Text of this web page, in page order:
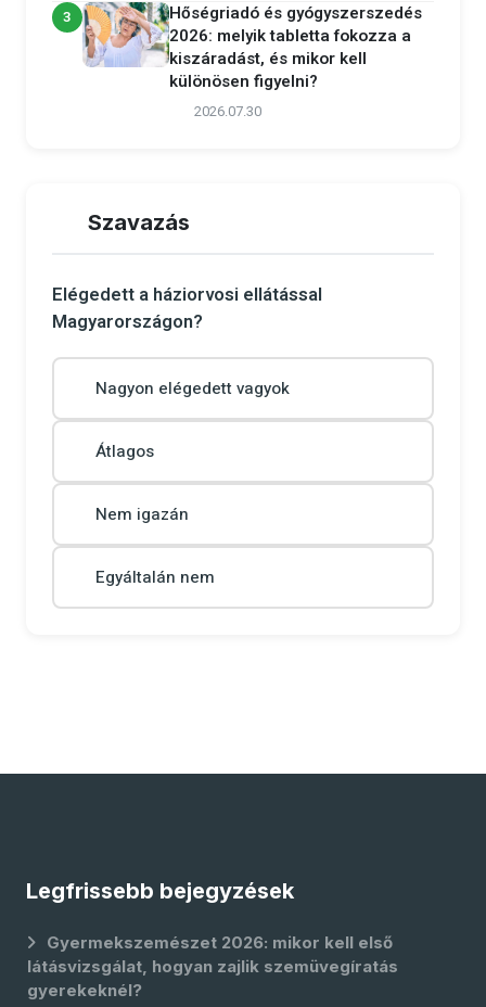
3
Hőségriadó és gyógyszerszedés
2026: melyik tabletta fokozza a
kiszáradást, és mikor kell
különösen figyelni?
2026.07.30
Szavazás
Elégedett a háziorvosi ellátással
Magyarországon?
Nagyon elégedett vagyok
Átlagos
Nem igazán
Egyáltalán nem
Legfrissebb bejegyzések
Gyermekszemészet 2026: mikor kell első
látásvizsgálat, hogyan zajlik szemüvegíratás
gyerekeknél?